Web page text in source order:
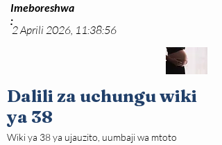
2 Aprili 2026, 11:38:56
Dalili za uchungu wiki
ya 38
Imeboreshwa
:
Wiki ya 38 ya ujauzito, uumbaji wa mtoto